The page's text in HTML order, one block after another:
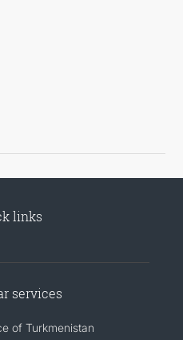
links
services
of Turkmenistan